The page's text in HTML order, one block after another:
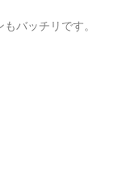
バッチリです。